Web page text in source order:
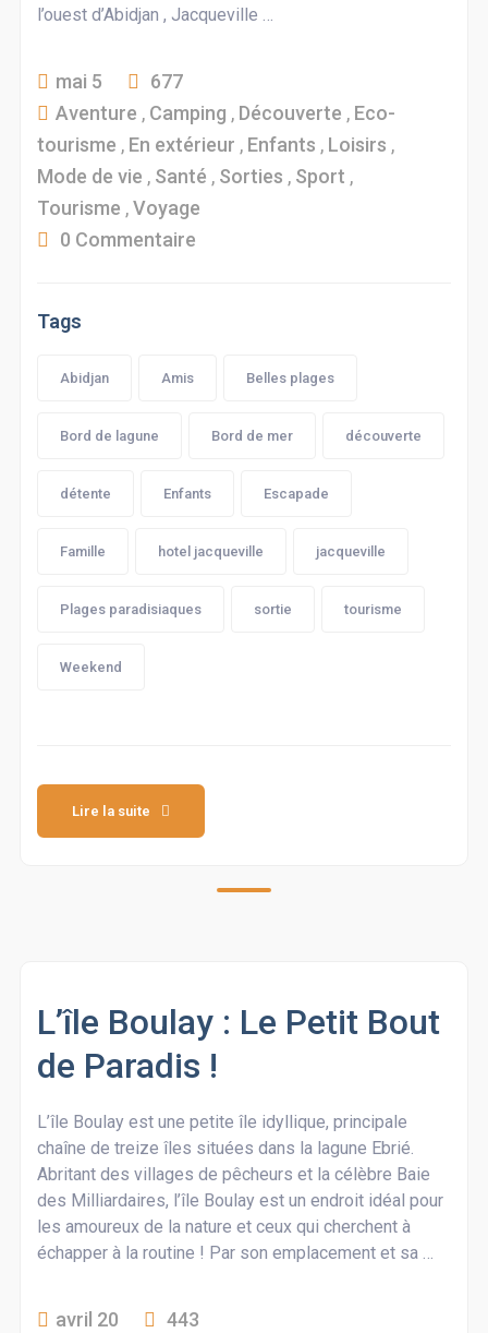
l’ouest d’Abidjan , Jacqueville …
mai 5
677
Aventure , Camping , Découverte , Eco-
tourisme , En extérieur , Enfants , Loisirs ,
Mode de vie , Santé , Sorties , Sport ,
Tourisme ,Voyage
0 Commentaire
Tags
Abidjan Amis Belles plages
Bord de lagune Bord de mer découverte
détente Enfants Escapade
Famille hotel jacqueville jacqueville
Plages paradisiaques sortie tourisme
Weekend
Lire la suite
L’île Boulay : Le Petit Bout
de Paradis !
L’île Boulay est une petite île idyllique, principale
chaîne de treize îles situées dans la lagune Ebrié.
Abritant des villages de pêcheurs et la célèbre Baie
des Milliardaires, l’île Boulay est un endroit idéal pour
les amoureux de la nature et ceux qui cherchent à
échapper à la routine ! Par son emplacement et sa …
avril 20 443